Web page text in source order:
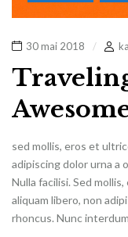
30 mai 2018
sed mollis, eros et
adipiscing dolor urna a
Nulla facilisi. Sed
aliquam libero, non
rhoncus. Nunc